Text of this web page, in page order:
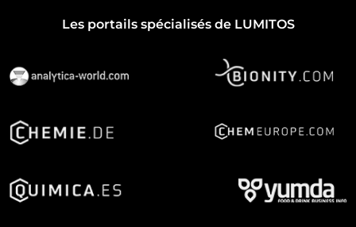
Les portails spécialisés de LUMITOS